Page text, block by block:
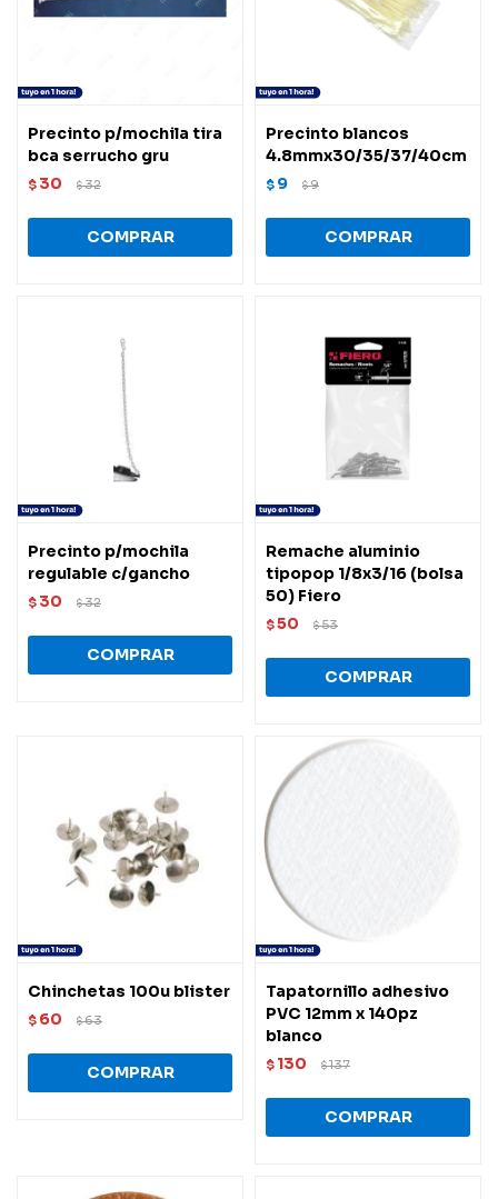
Precinto p/mochila tira
bca serrucho gru
$ 30 $32
Precinto blancos
4.8mmx30/35/37/40cm
$ 9 $9
Precinto p/mochila
regulable c/gancho
$ 30 $32
Remache aluminio
tipopop 1/8x3/16 (bolsa
50) Fiero
$50 $53
Chinchetas 100u blister
$ 60 $63
Tapatornillo adhesivo
PVC 12mm x 140pz
blanco
$ 130 $137